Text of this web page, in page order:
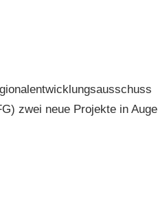
zwei neue Projekte in Auge